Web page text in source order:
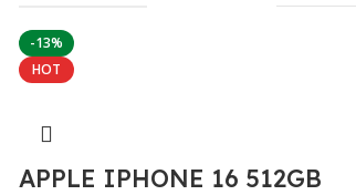
-13%
HOT
APPLE IPHONE 16 512GB